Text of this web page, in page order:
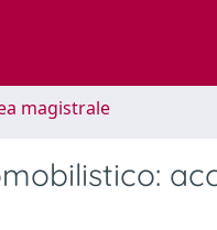
magistrale